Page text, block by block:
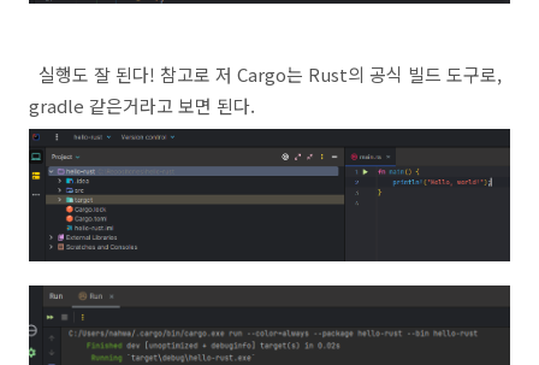
실행도 잘 된다! 참고로 저 Cargo는 Rust의 공식 빌드 도구로,
gradle 같은거라고 보면 된다.